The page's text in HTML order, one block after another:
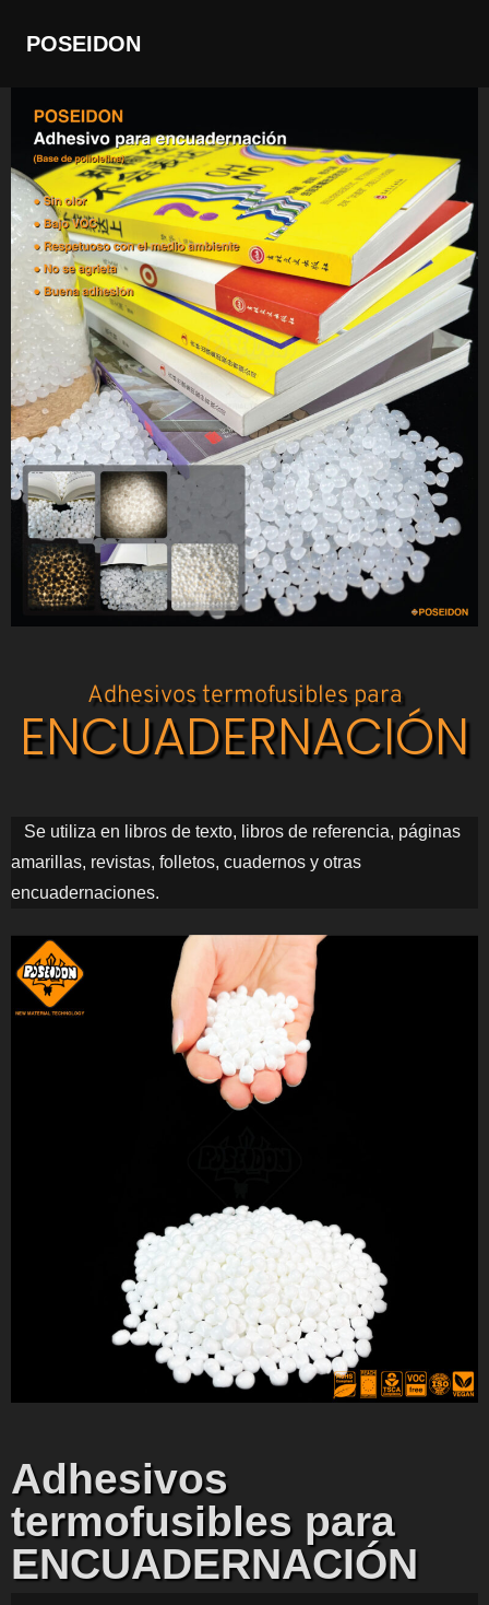
POSEIDON
Adhesivos termofusibles para
ENCUADERNACIÓN
Se utiliza en libros de texto, libros de referencia, páginas
amarillas, revistas, folletos, cuadernos y otras
encuadernaciones.
Adhesivos
termofusibles para
ENCUADERNACIÓN